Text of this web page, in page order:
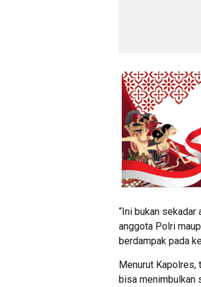
“Ini bukan sekadar
anggota Polri
berdampak pada
Menurut Kapolres,
bisa menimbulkan